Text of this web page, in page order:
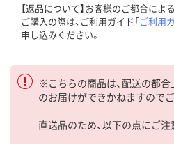
【返品について】お客様のご都合によ
ご購入の際は、ご利用ガイド「ご利用
申し込みください。
※こちらの商品は、配送の都合
のお届けができかねますので
直送品のため、以下の点にご注